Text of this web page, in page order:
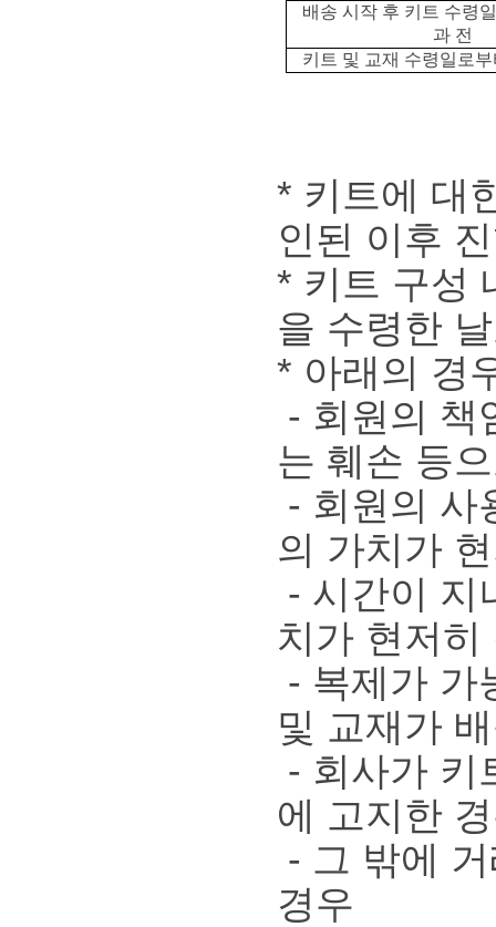
배송 시작 후 키트 수령
과 전
키트 및 교재 수령일로
* 키트에 대
인된 이후
* 키트 구성
을 수령한
* 아래의 경
- 회원의 책
는 훼손 등
- 회원의 사
의 가치가
- 시간이 지
치가 현저히
- 복제가 가
및 교재가
- 회사가 키
에 고지한
- 그 밖에
경우